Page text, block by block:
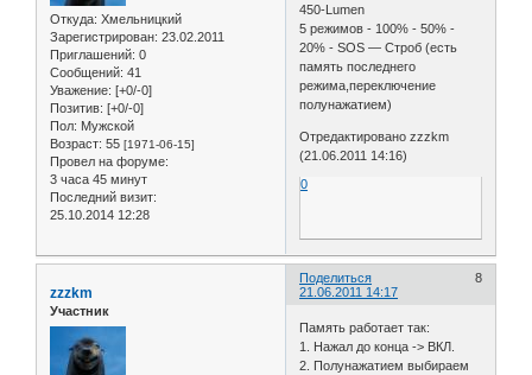
Откуда: Хмельницкий
Зарегистрирован: 23.02.2011
Приглашений: 0
Сообщений: 41
Уважение: [+0/-0]
Позитив: [+0/-0]
Пол: Мужской
Возраст: 55 [1971-06-15]
Провел на форуме:
3 часа 45 минут
Последний визит:
25.10.2014 12:28
450-Lumen
5 режимов - 100% - 50% -
20% - SOS — Строб (есть
память последнего
режима,переключение
полунажатием)
Отредактировано zzzkm
(21.06.2011 14:16)
0
Поделиться
8
21.06.2011 14:17
zzzkm
Участник
Память работает так:
1. Нажал до конца -> ВКЛ.
2. Полунажатием выбираем